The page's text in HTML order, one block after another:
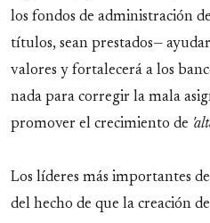
los fondos de administración
títulos, sean prestados—
valores y fortalecerá a los
nada para corregir la mala
promover el crecimiento de
Los líderes más importantes
del hecho de que la creación